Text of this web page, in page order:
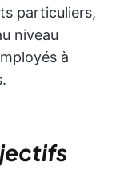
particuliers,
niveau
à